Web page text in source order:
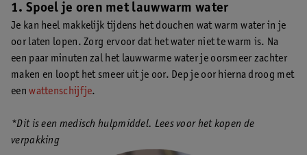
1. Spoel je oren met lauwwarm water
Je kan heel makkelijk tijdens het douchen wat warm water in je
oor laten lopen. Zorg ervoor dat het water niet te warm is. Na
een paar minuten zal het lauwwarme water je oorsmeer zachter
maken en loopt het smeer uit je oor. Dep je oor hierna droog met
eenwattenschijfje.
*Dit is een medisch hulpmiddel. Lees voor het kopen de
verpakking